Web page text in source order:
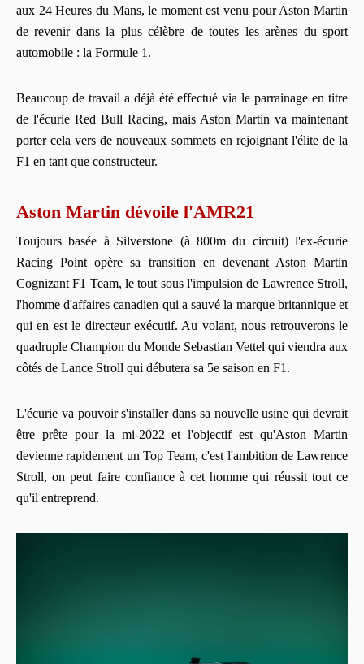
aux 24 Heures du Mans, le moment est venu pour Aston Martin
de revenir dans la plus célèbre de toutes les arènes du sport
automobile : la Formule 1.
Beaucoup de travail a déjà été effectué via le parrainage en titre
de l'écurie Red Bull Racing, mais Aston Martin va maintenant
porter cela vers de nouveaux sommets en rejoignant l'élite de la
F1 en tant que constructeur.
Aston Martin dévoile l'AMR21
Toujours basée à Silverstone (à 800m du circuit) l'ex-écurie
Racing Point opère sa transition en devenant Aston Martin
Cognizant F1 Team, le tout sous l'impulsion de Lawrence Stroll,
l'homme d'affaires canadien qui a sauvé la marque britannique et
qui en est le directeur exécutif. Au volant, nous retrouverons le
quadruple Champion du Monde Sebastian Vettel qui viendra aux
côtés de Lance Stroll qui débutera sa 5e saison en F1.
L'écurie va pouvoir s'installer dans sa nouvelle usine qui devrait
être prête pour la mi-2022 et l'objectif est qu'Aston Martin
devienne rapidement un Top Team, c'est l'ambition de Lawrence
Stroll, on peut faire confiance à cet homme qui réussit tout ce
qu'il entreprend.